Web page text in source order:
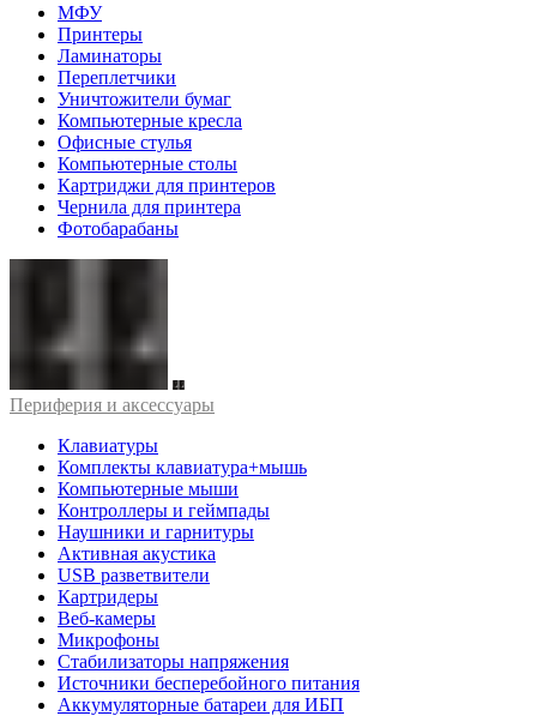
МФУ
Принтеры
Ламинаторы
Переплетчики
Уничтожители бумаг
Компьютерные кресла
Офисные стулья
Компьютерные столы
Картриджи для принтеров
Чернила для принтера
Фотобарабаны
Периферия и аксессуары
Клавиатуры
Комплекты клавиатура+мышь
Компьютерные мыши
Контроллеры и геймпады
Наушники и гарнитуры
Активная акустика
USB разветвители
Картридеры
Веб-камеры
Микрофоны
Стабилизаторы напряжения
Источники бесперебойного питания
Аккумуляторные батареи для ИБП